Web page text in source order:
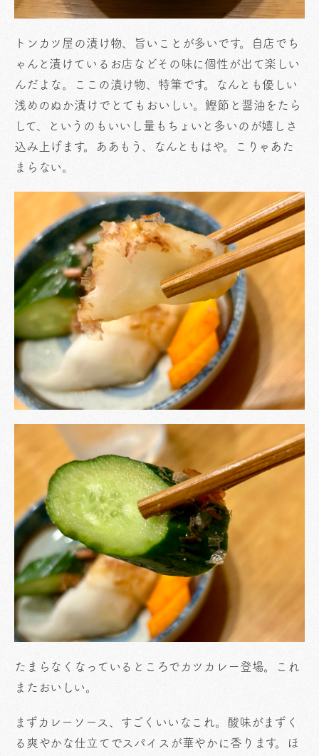
トンカツ屋の漬け物、旨いことが多いです。自店でち
ゃんと漬けているお店などその味に個性が出て楽しい
んだよな。ここの漬け物、特筆です。なんとも優しい
浅めのぬか漬けでとてもおいしい。鰹節と醤油をたら
して、というのもいいし量もちょいと多いのが嬉しさ
込み上げます。ああもう、なんともはや。こりゃあた
まらない。
たまらなくなっているところでカツカレー登場。これ
またおいしい。
まずカレーソース、すごくいいなこれ。酸味がまずく
る爽やかな仕立てでスパイスが華やかに香ります。ほ